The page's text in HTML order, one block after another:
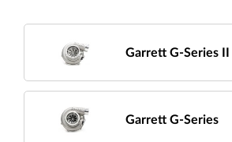
Garrett G-Series II
Garrett G-Series